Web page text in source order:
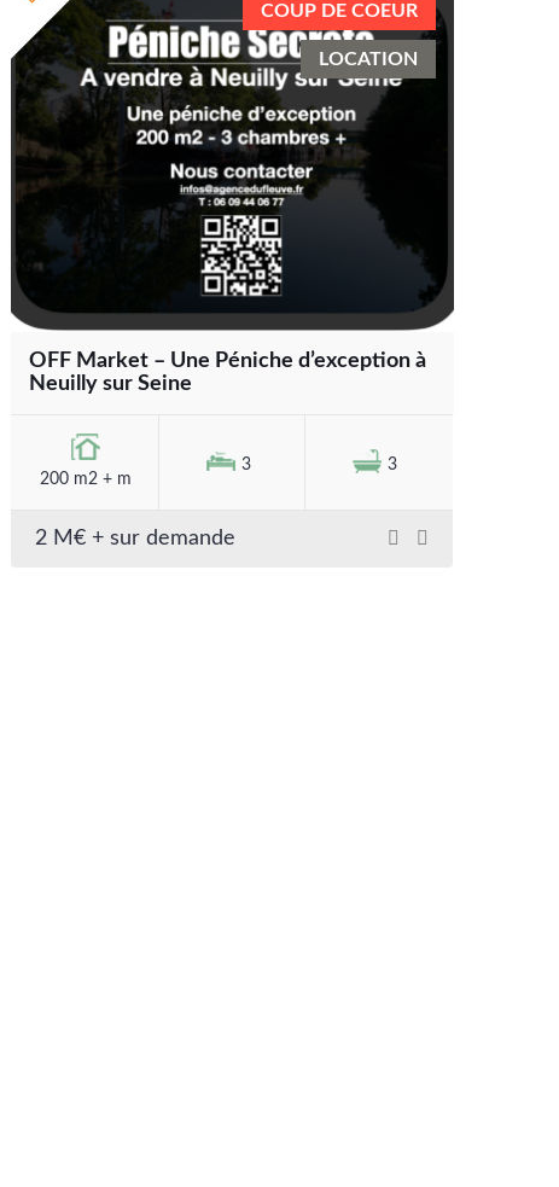
COUP DE COEUR
LOCATION
OFF Market – Une Péniche d’exception à
Neuilly sur Seine
200 m2 + m
3 3
2 M€ + sur demande